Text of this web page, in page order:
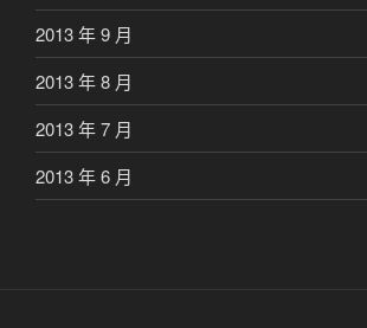
2013 年 9 月
2013 年 8 月
2013 年 7 月
2013 年 6 月